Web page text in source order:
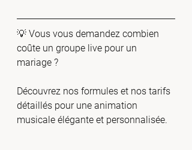
💡 Vous vous demandez combien
coûte un groupe live pour un
mariage ?
Découvrez nos formules et nos tarifs
détaillés pour une animation
musicale élégante et personnalisée.